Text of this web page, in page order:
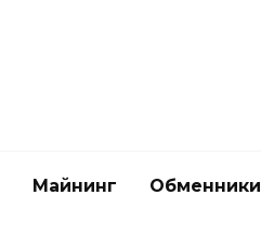
Майнинг Обменники